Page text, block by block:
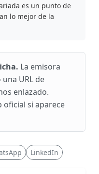
es un punto de
lo mejor de la
La emisora
URL de
enlazado.
oficial si aparece
LinkedIn